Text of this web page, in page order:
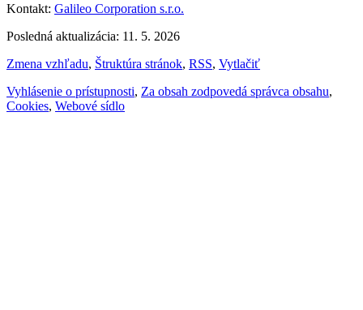
Kontakt: Galileo Corporation s.r.o.
Posledná aktualizácia: 11. 5. 2026
Zmena vzhľadu, Štruktúra stránok, RSS, Vytlačiť
Vyhlásenie o prístupnosti, Za obsah zodpovedá správca obsahu,
Cookies, Webové sídlo